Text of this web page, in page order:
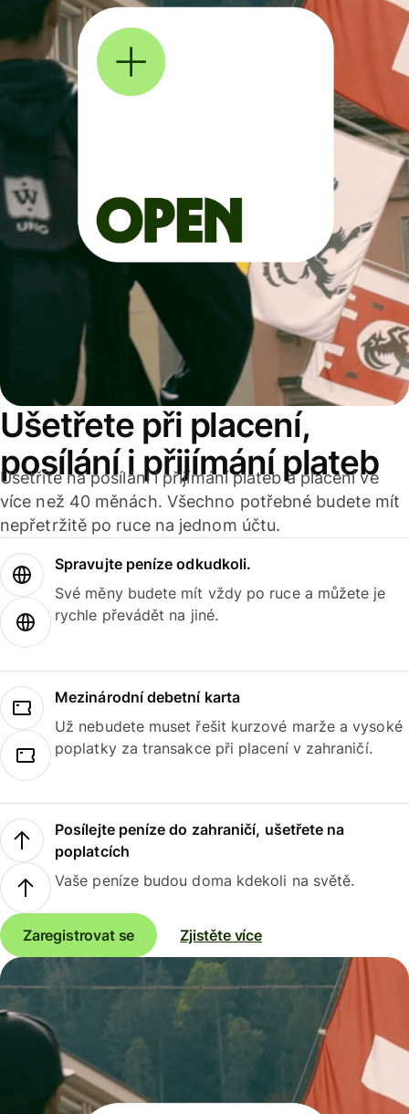
Ušetřete při placení,
posílání i přijímání plateb
Ušetříte na posílání i přijímání plateb a placení ve
více než 40 měnách. Všechno potřebné budete mít
nepřetržitě po ruce na jednom účtu.
Spravujte peníze odkudkoli.
Své měny budete mít vždy po ruce a můžete je
rychle převádět na jiné.
Mezinárodní debetní karta
Už nebudete muset řešit kurzové marže a vysoké
poplatky za transakce při placení v zahraničí.
Posílejte peníze do zahraničí, ušetřete na
poplatcích
Vaše peníze budou doma kdekoli na světě.
Zaregistrovat se Zjistěte více